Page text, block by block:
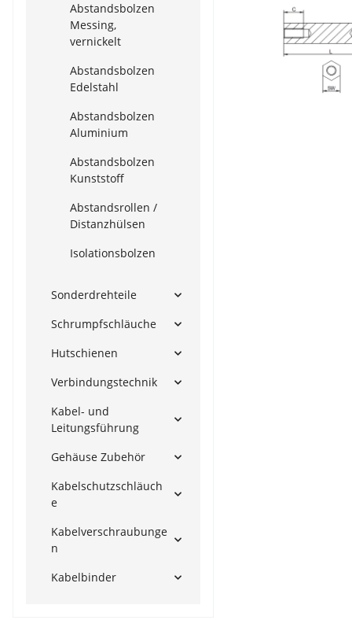
Abstandsbolzen
Messing,
vernickelt
Abstandsbolzen
Edelstahl
Abstandsbolzen
Aluminium
Abstandsbolzen
Kunststoff
Abstandsrollen /
Distanzhülsen
Isolationsbolzen
Sonderdrehteile
Schrumpfschläuche
Hutschienen
Verbindungstechnik
Kabel- und
Leitungsführung
Gehäuse Zubehör
Kabelschutzschläuch
e
Kabelverschraubunge
n
Kabelbinder